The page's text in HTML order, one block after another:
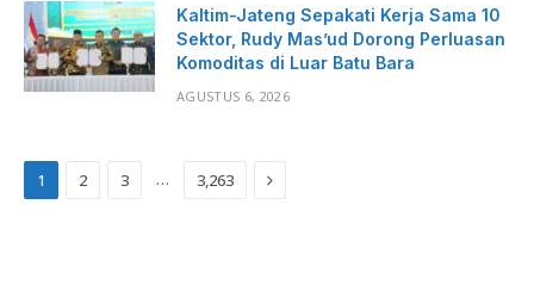
Kaltim-Jateng Sepakati Kerja Sama 10
Sektor, Rudy Mas’ud Dorong Perluasan
Komoditas di Luar Batu Bara
AGUSTUS 6, 2026
1 2 3 … 3,263 Next